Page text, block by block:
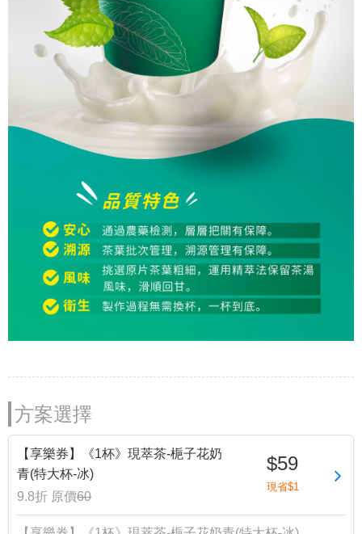
方案選擇
【享樂券】《1杯》現萃茶-梔子花奶
青(特大杯-冰)
9.8折 原價60
$59
現省$1